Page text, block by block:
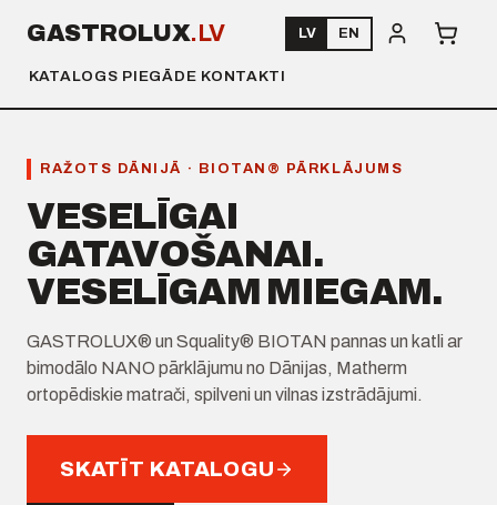
GASTROLUX.LV
KATALOGS PIEGĀDE KONTAKTI
LV EN
RAŽOTS DĀNIJĀ · BIOTAN® PĀRKLĀJUMS
VESELĪGAI
GATAVOŠANAI.
VESELĪGAM MIEGAM.
GASTROLUX® un Squality® BIOTAN pannas un katli ar
bimodālo NANO pārklājumu no Dānijas, Matherm
ortopēdiskie matrači, spilveni un vilnas izstrādājumi.
SKATĪT KATALOGU